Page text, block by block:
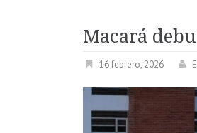
Macará
16 febrero, 2026